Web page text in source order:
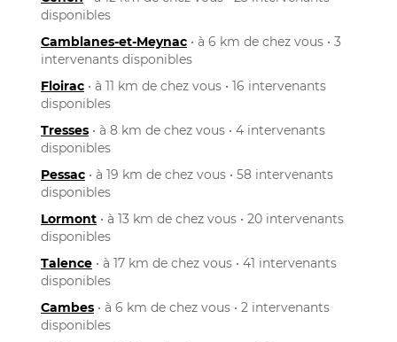
disponibles
Camblanes-et-Meynac • à 6 km de chez vous • 3
intervenants disponibles
Floirac • à 11 km de chez vous • 16 intervenants
disponibles
Tresses • à 8 km de chez vous • 4 intervenants
disponibles
Pessac • à 19 km de chez vous • 58 intervenants
disponibles
Lormont • à 13 km de chez vous • 20 intervenants
disponibles
Talence • à 17 km de chez vous • 41 intervenants
disponibles
Cambes • à 6 km de chez vous • 2 intervenants
disponibles